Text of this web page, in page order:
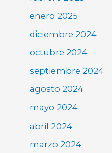
enero 2025
diciembre 2024
octubre 2024
septiembre 2024
agosto 2024
mayo 2024
abril 2024
marzo 2024